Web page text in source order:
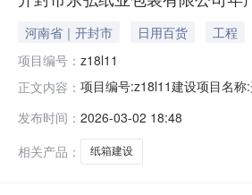
河南省｜开封市 日用百货
工程
项目编号： z18l11
正文内容： 项目编号:z18l11建设项目名
人：王水霞建设单位主要负责
91410100MA47JG8
发布时间： 2026-03-02 18:48
相关产品：
纸箱建设